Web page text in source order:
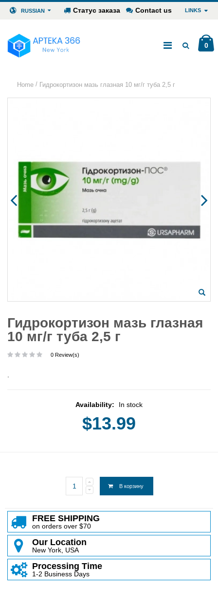
RUSSIAN Статус заказа Contact us LINKS
0
Home / Гидрокортизон мазь глазная 10 мг/г туба 2,5 г
Гидрокортизон мазь глазная
10 мг/г туба 2,5 г
0 Review(s)
Availability: In stock
$13.99
В корзину
FREE SHIPPING
on orders over $70
Our Location
New York, USA
Processing Time
1-2 Business Days